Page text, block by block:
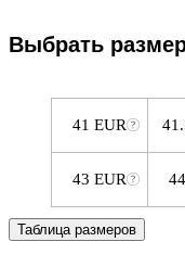
Выбрать
41 EUR
43 EUR
Таблица размеров